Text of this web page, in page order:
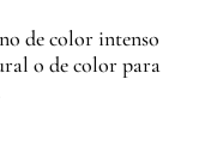
de color intenso
o de color para